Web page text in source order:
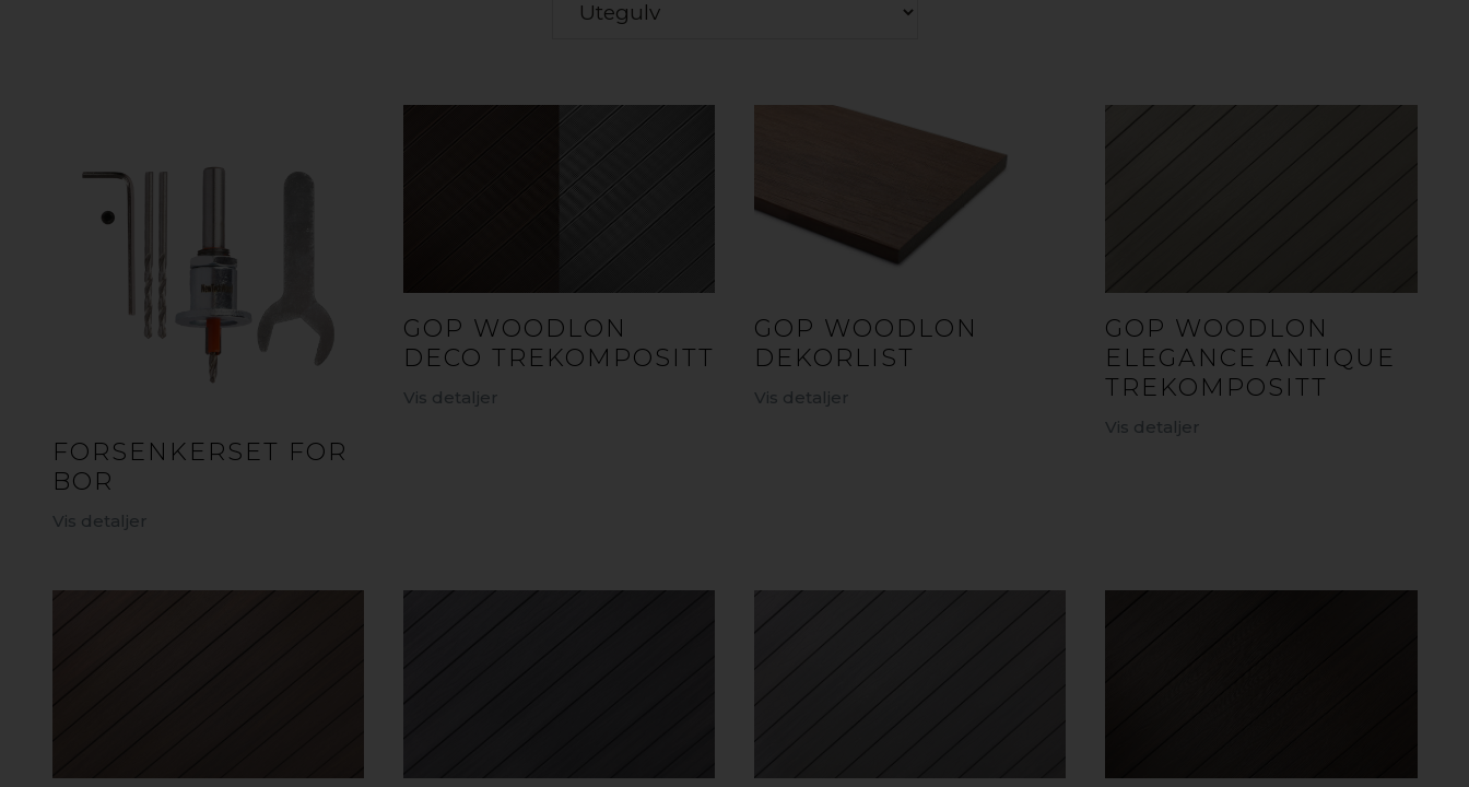
FORSENKERSET FOR
BOR
Vis detaljer
GOP WOODLON
DECO TREKOMPOSITT
Vis detaljer
GOP WOODLON
DEKORLIST
Vis detaljer
GOP WOODLON
ELEGANCE ANTIQUE
TREKOMPOSITT
Vis detaljer